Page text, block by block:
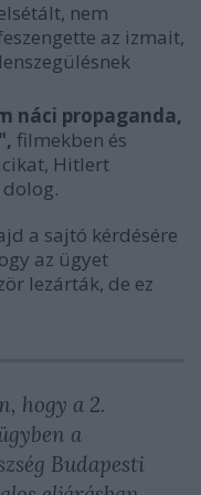
nem
az izmait,
náci propaganda,
filmekben és
Hitlert
a sajtó kérdésére
az ügyet
lezárták, de ez
hogy a 2.
a
Budapesti